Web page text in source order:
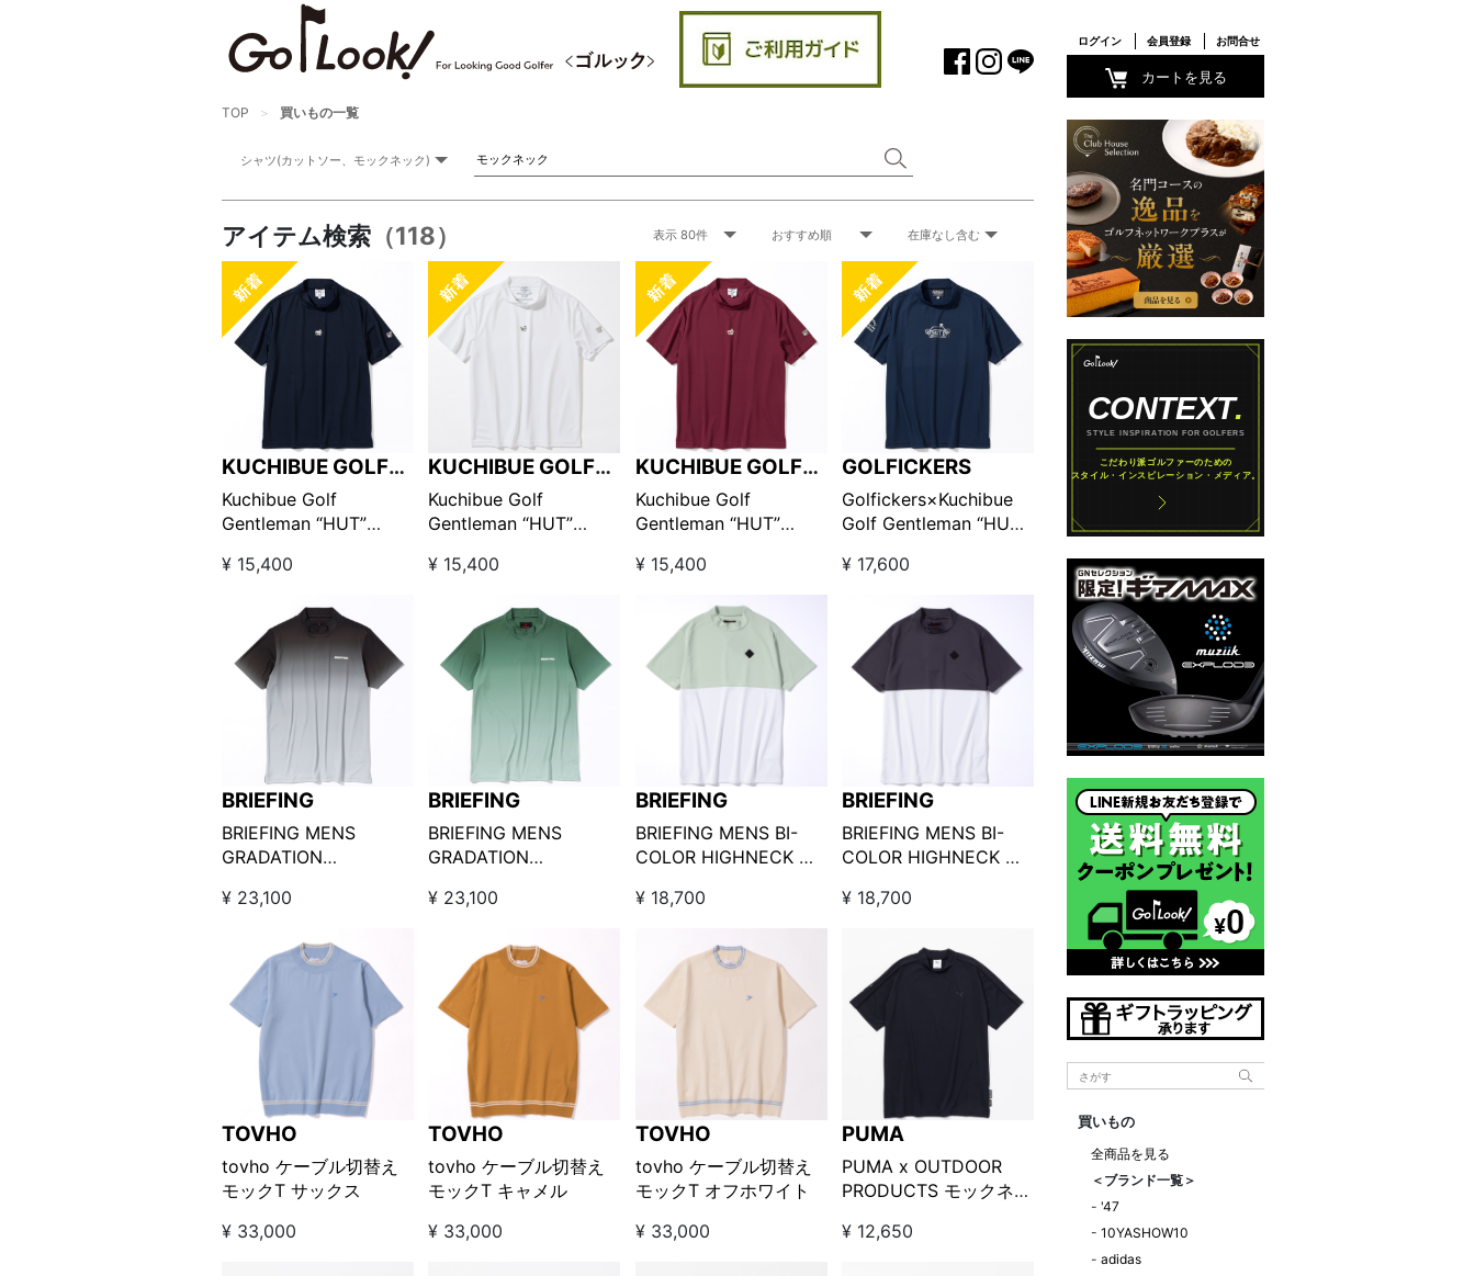
TOP 買いもの一覧
アイテム検索 （118）
KUCHIBUE GOLF
GENTLEMAN
Kuchibue Golf
Gentleman “HUT”
ックネック ネイビー
¥ 15,400
KUCHIBUE GOLF
GENTLEMAN
Kuchibue Golf
Gentleman “HUT”
ックネック ホワイト
¥ 15,400
KUCHIBUE GOLF
GENTLEMAN
Kuchibue Golf
Gentleman “HUT”
ックネック バーガンデ
¥ 15,400
GOLFICKERS
Golfickers×Kuchibue
Golf Gentleman “HUT”
ックネック ネイビー
¥ 17,600
BRIEFING
BRIEFING MENS
GRADATION
ョンハイネック BLACK
¥ 23,100
BRIEFING
BRIEFING MENS
GRADATION
ョンハイネック GREEN
¥ 23,100
BRIEFING
BRIEFING MENS BI-
COLOR HIGHNECK グ
¥ 18,700
BRIEFING
BRIEFING MENS BI-
COLOR HIGHNECK チ
¥ 18,700
TOVHO
tovho ケーブル切替え
モックT サックス
¥ 33,000
TOVHO
tovho ケーブル切替え
モックT キャメル
¥ 33,000
TOVHO
tovho ケーブル切替え
モックT オフホワイト
¥ 33,000
PUMA
PUMA x OUTDOOR
PRODUCTS モックネッ
¥ 12,650
ログイン 会員登録 お問合せ
カートを見る
買いもの
全商品を見る
＜ブランド一覧＞
- '47
- 10YASHOW10
- adidas